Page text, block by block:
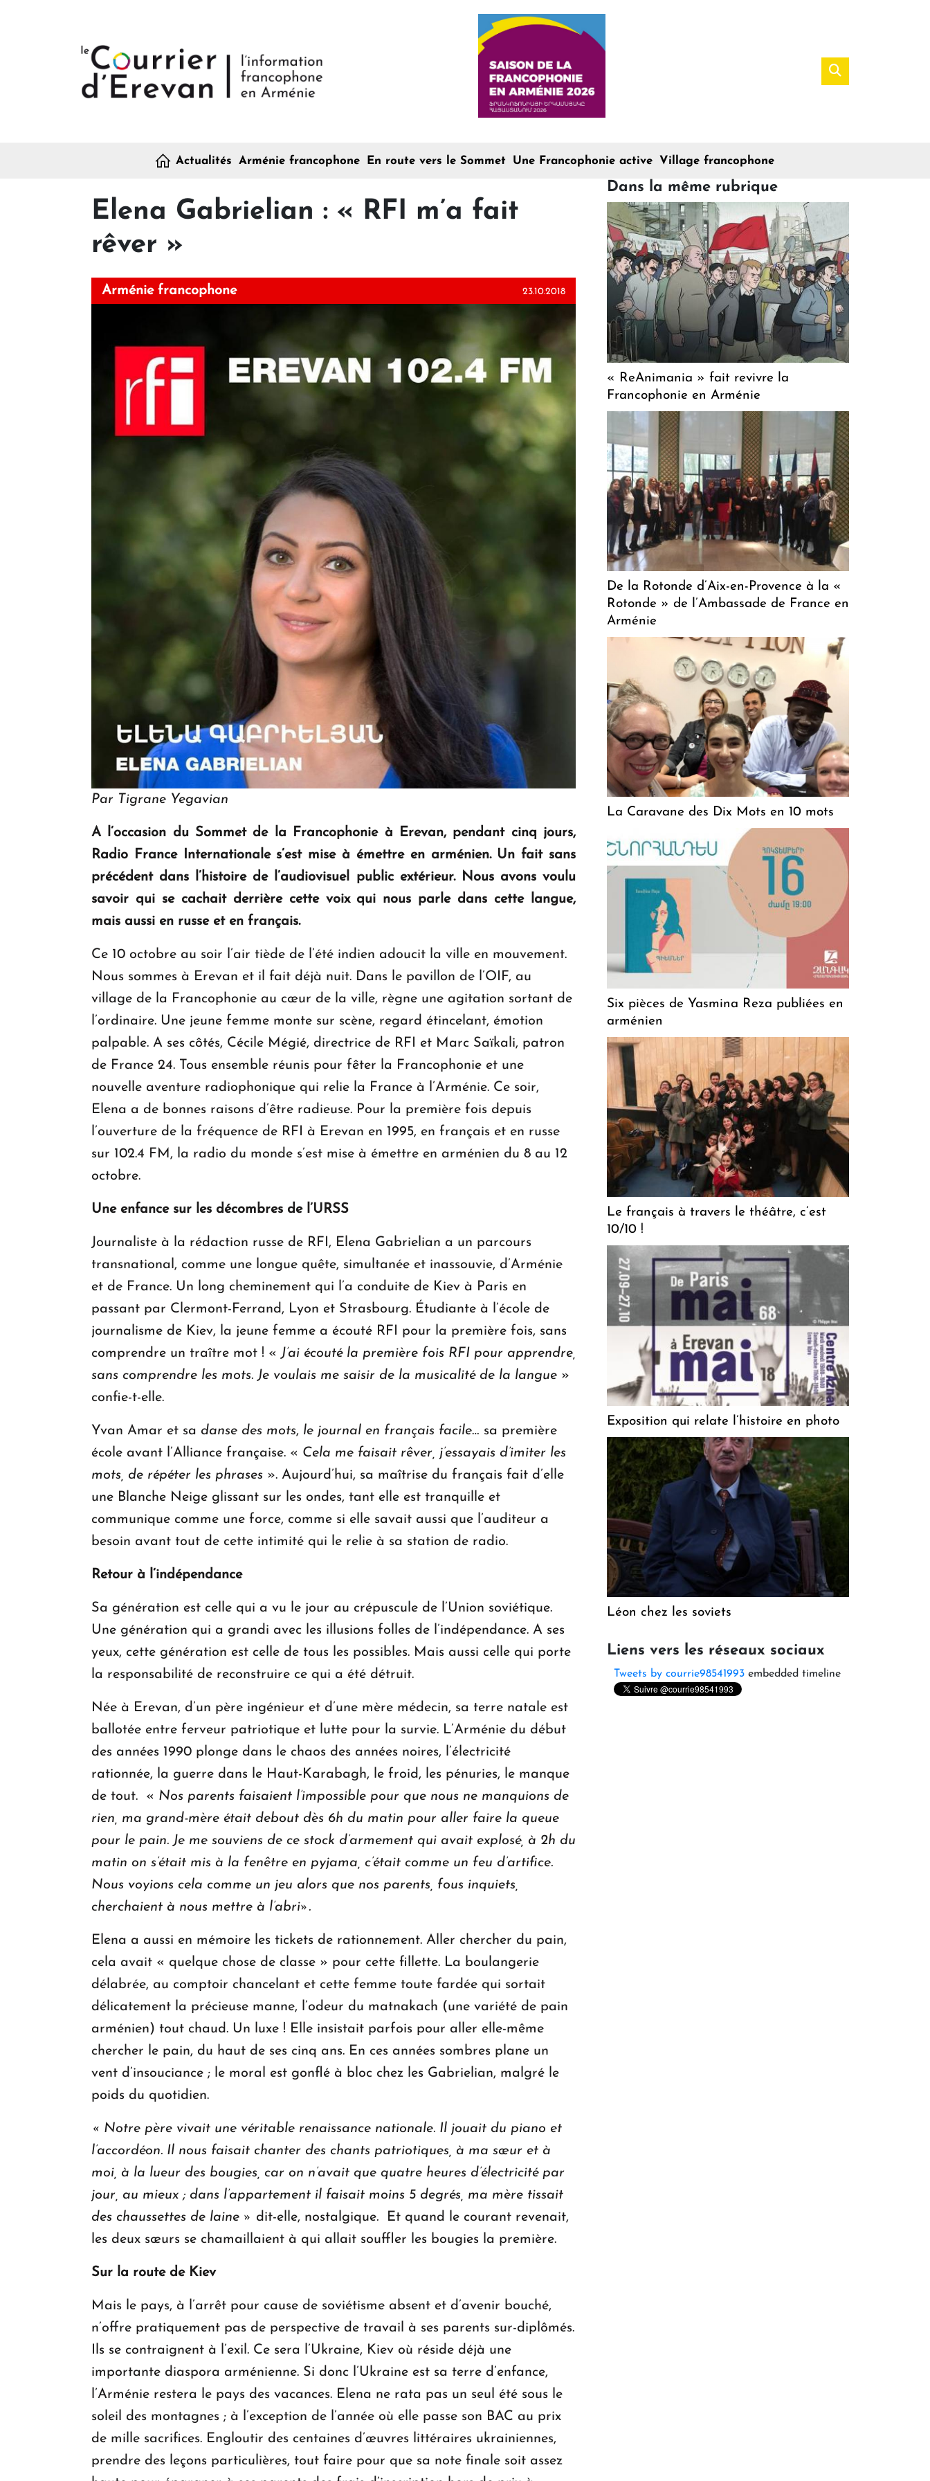
H Actualités Arménie francophone En route vers le Sommet Une Francophonie active Village francophone
Elena Gabrielian : « RFI m’a fait
rêver »
Arménie francophone 23.10.2018
Par Tigrane Yegavian
A l’occasion du Sommet de la Francophonie à Erevan, pendant cinq jours,
Radio France Internationale s’est mise à émettre en arménien. Un fait sans
précédent dans l’histoire de l’audiovisuel public extérieur. Nous avons voulu
savoir qui se cachait derrière cette voix qui nous parle dans cette langue,
mais aussi en russe et en français.
Ce 10 octobre au soir l’air tiède de l’été indien adoucit la ville en mouvement.
Nous sommes à Erevan et il fait déjà nuit. Dans le pavillon de l’OIF, au
village de la Francophonie au cœur de la ville, règne une agitation sortant de
l’ordinaire. Une jeune femme monte sur scène, regard étincelant, émotion
palpable. A ses côtés, Cécile Mégié, directrice de RFI et Marc Saïkali, patron
de France 24. Tous ensemble réunis pour fêter la Francophonie et une
nouvelle aventure radiophonique qui relie la France à l’Arménie. Ce soir,
Elena a de bonnes raisons d’être radieuse. Pour la première fois depuis
l’ouverture de la fréquence de RFI à Erevan en 1995, en français et en russe
sur 102.4 FM, la radio du monde s’est mise à émettre en arménien du 8 au 12
octobre.
Une enfance sur les décombres de l’URSS
Journaliste à la rédaction russe de RFI, Elena Gabrielian a un parcours
transnational, comme une longue quête, simultanée et inassouvie, d’Arménie
et de France. Un long cheminement qui l’a conduite de Kiev à Paris en
passant par Clermont-Ferrand, Lyon et Strasbourg. Étudiante à l’école de
journalisme de Kiev, la jeune femme a écouté RFI pour la première fois, sans
comprendre un traître mot ! « J’ai écouté la première fois RFI pour apprendre,
sans comprendre les mots. Je voulais me saisir de la musicalité de la langue »
confie-t-elle.
Yvan Amar et sa danse des mots, le journal en français facile… sa première
école avant l’Alliance française. « Cela me faisait rêver, j’essayais d’imiter les
mots, de répéter les phrases ». Aujourd’hui, sa maîtrise du français fait d’elle
une Blanche Neige glissant sur les ondes, tant elle est tranquille et
communique comme une force, comme si elle savait aussi que l’auditeur a
besoin avant tout de cette intimité qui le relie à sa station de radio.
Retour à l’indépendance
Sa génération est celle qui a vu le jour au crépuscule de l’Union soviétique.
Une génération qui a grandi avec les illusions folles de l’indépendance. A ses
yeux, cette génération est celle de tous les possibles. Mais aussi celle qui porte
la responsabilité de reconstruire ce qui a été détruit.
Née à Erevan, d’un père ingénieur et d’une mère médecin, sa terre natale est
ballotée entre ferveur patriotique et lutte pour la survie. L’Arménie du début
des années 1990 plonge dans le chaos des années noires, l’électricité
rationnée, la guerre dans le Haut-Karabagh, le froid, les pénuries, le manque
de tout. « Nos parents faisaient l’impossible pour que nous ne manquions de
rien, ma grand-mère était debout dès 6h du matin pour aller faire la queue
pour le pain. Je me souviens de ce stock d’armement qui avait explosé, à 2h du
matin on s’était mis à la fenêtre en pyjama, c’était comme un feu d’artifice.
Nous voyions cela comme un jeu alors que nos parents, fous inquiets,
cherchaient à nous mettre à l’abri».
Elena a aussi en mémoire les tickets de rationnement. Aller chercher du pain,
cela avait « quelque chose de classe » pour cette fillette. La boulangerie
délabrée, au comptoir chancelant et cette femme toute fardée qui sortait
délicatement la précieuse manne, l’odeur du matnakach (une variété de pain
arménien) tout chaud. Un luxe ! Elle insistait parfois pour aller elle-même
chercher le pain, du haut de ses cinq ans. En ces années sombres plane un
vent d’insouciance ; le moral est gonflé à bloc chez les Gabrielian, malgré le
poids du quotidien.
« Notre père vivait une véritable renaissance nationale. Il jouait du piano et
l’accordéon. Il nous faisait chanter des chants patriotiques, à ma sœur et à
moi, à la lueur des bougies, car on n’avait que quatre heures d’électricité par
jour, au mieux ; dans l’appartement il faisait moins 5 degrés, ma mère tissait
des chaussettes de laine » dit-elle, nostalgique. Et quand le courant revenait,
les deux sœurs se chamaillaient à qui allait souffler les bougies la première.
Sur la route de Kiev
Mais le pays, à l’arrêt pour cause de soviétisme absent et d’avenir bouché,
n’offre pratiquement pas de perspective de travail à ses parents sur-diplômés.
Ils se contraignent à l’exil. Ce sera l’Ukraine, Kiev où réside déjà une
importante diaspora arménienne. Si donc l’Ukraine est sa terre d’enfance,
l’Arménie restera le pays des vacances. Elena ne rata pas un seul été sous le
soleil des montagnes ; à l’exception de l’année où elle passe son BAC au prix
de mille sacrifices. Engloutir des centaines d’œuvres littéraires ukrainiennes,
prendre des leçons particulières, tout faire pour que sa note finale soit assez
Dans la même rubrique
« ReAnimania » fait revivre la
Francophonie en Arménie
De la Rotonde d’Aix-en-Provence à la «
Rotonde » de l’Ambassade de France en
Arménie
La Caravane des Dix Mots en 10 mots
Six pièces de Yasmina Reza publiées en
arménien
Le français à travers le théâtre, c’est
10/10 !
Exposition qui relate l’histoire en photo
Léon chez les soviets
Liens vers les réseaux sociaux
Tweets by courrie98541993 embedded timeline